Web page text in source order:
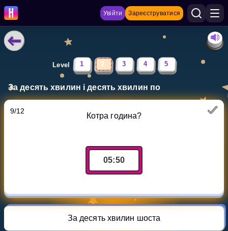
Увійти Зареєструватися
НАВЧАЛЬНІ МАТЕРІАЛИ
Curriculum
Multiplication Master
Показати більше
Level 1 2 3 4 5
За десять хвилин і десять хвилин по
9/12
Котра година?
05:50
За десять хвилин шоста